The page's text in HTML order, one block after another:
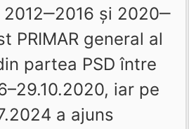
şi 2020‒
PRIMAR general al
partea PSD între
iar pe
a ajuns